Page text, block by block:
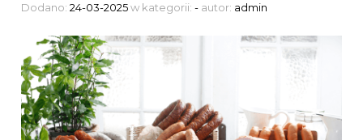
Dodano: 24-03-2025w kategorii: - autor: admin